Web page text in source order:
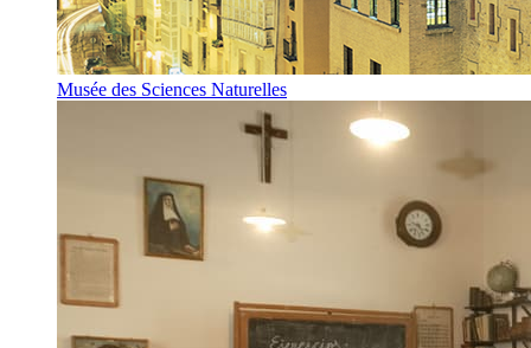
Musée des Sciences Naturelles